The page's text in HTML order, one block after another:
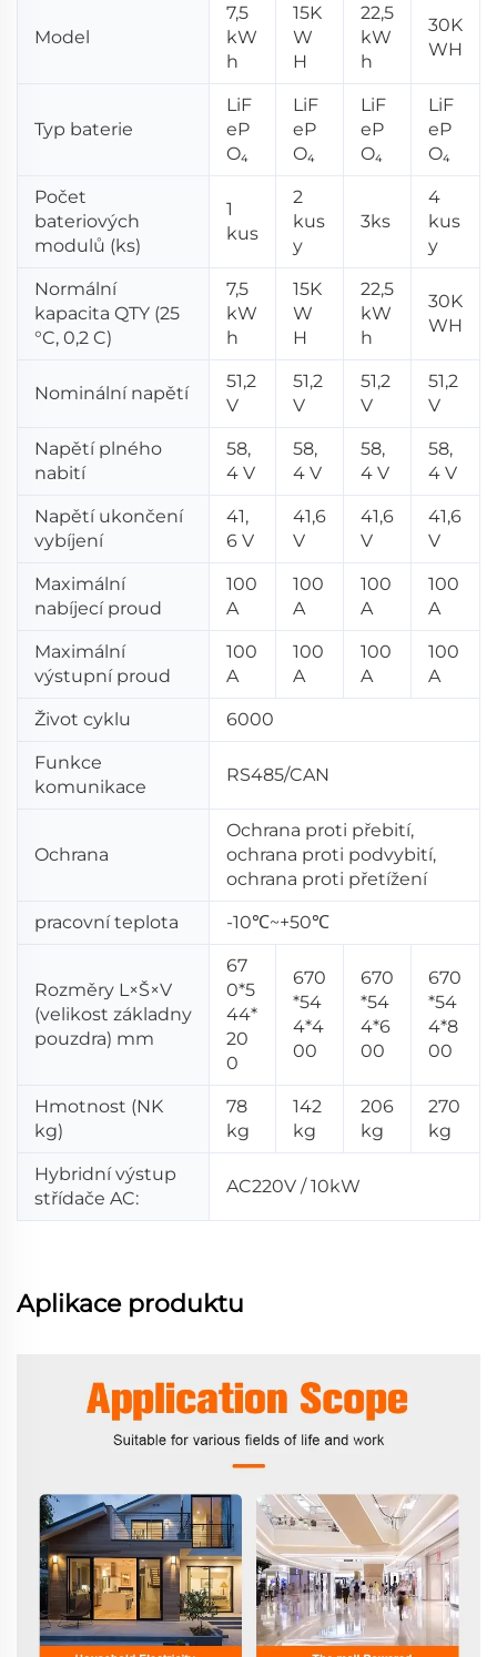
Model
7,5
kW
h
15K
W
H
22,5
kW
h
30K
WH
Typ baterie
LiF
eP
O₄
LiF
eP
O₄
LiF
eP
O₄
LiF
eP
O₄
Počet
bateriových
modulů (ks)
1
kus
2
kus
y
3ks
4
kus
y
Normální
kapacita QTY (25
°C, 0,2 C)
7,5
kW
h
15K
W
H
22,5
kW
h
30K
WH
Nominální napětí
51,2
V
51,2
V
51,2
V
51,2
V
Napětí plného
nabití
58,
4 V
58,
4 V
58,
4 V
58,
4 V
Napětí ukončení
vybíjení
41,
6 V
41,6
V
41,6
V
41,6
V
Maximální
nabíjecí proud
100
A
100
A
100
A
100
A
Maximální
výstupní proud
100
A
100
A
100
A
100
A
Život cyklu 6000
Funkce
komunikace
RS485/CAN
Ochrana
Ochrana proti přebití,
ochrana proti podvybití,
ochrana proti přetížení
pracovní teplota -10℃~+50℃
Rozměry L×Š×V
(velikost základny
pouzdra) mm
67
0*5
44*
20
0
670
*54
4*4
00
670
*54
4*6
00
670
*54
4*8
00
Hmotnost (NK
kg)
78
kg
142
kg
206
kg
270
kg
Hybridní výstup
střídače AC:
AC220V / 10kW
Aplikace produktu